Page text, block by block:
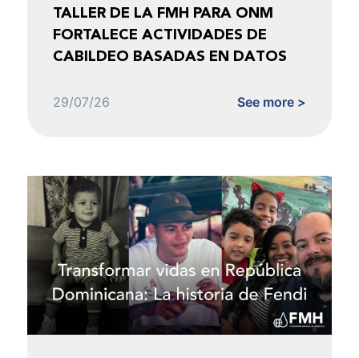
TALLER DE LA FMH PARA ONM
FORTALECE ACTIVIDADES DE
CABILDEO BASADAS EN DATOS
29/07/26 See more >